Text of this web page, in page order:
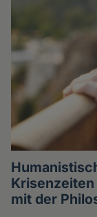
Krisenzeiten
mit der